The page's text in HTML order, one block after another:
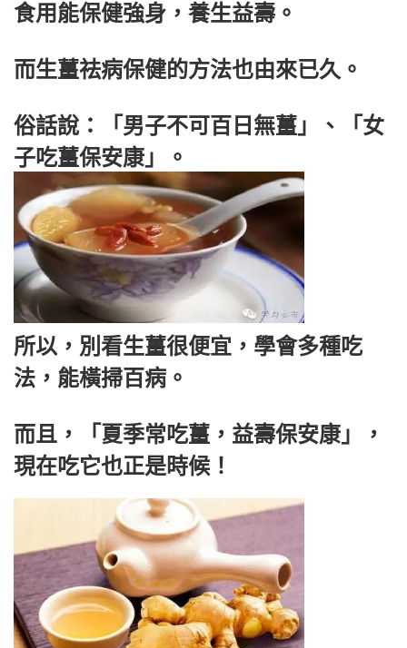
食用能保健強身，養生益壽。
而生薑祛病保健的方法也由來已久。
俗話說：「男子不可百日無薑」、「女
子吃薑保安康」。
所以，別看生薑很便宜，學會多種吃
法，能橫掃百病。
而且，「夏季常吃薑，益壽保安康」，
現在吃它也正是時候！